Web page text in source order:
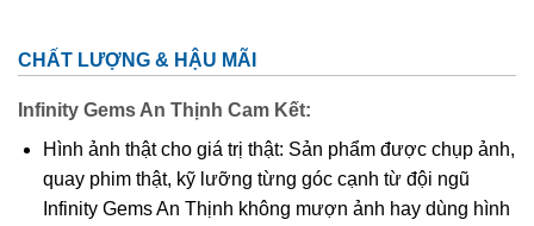
chủ sẽ có nhiều may mắn trong con đường tình duyên, cải
mang đến hạnh phúc, sự may mắn trong hôn nhân và gia
đình.
CHẤT LƯỢNG & HẬU MÃI
Infinity Gems An Thịnh Cam Kết:
Hình ảnh thật cho giá trị thật: Sản phẩm được chụp ảnh,
quay phim thật, kỹ lưỡng từng góc cạnh từ đội ngũ
Infinity Gems An Thịnh không mượn ảnh hay dùng hình